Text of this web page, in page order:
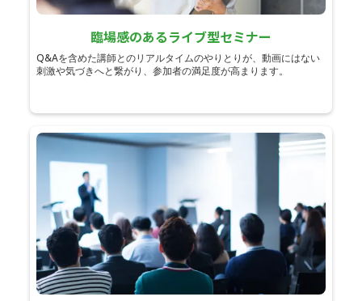
臨場感のあるライブ型セミナー
Q&Aを含めた講師とのリアルタイムのやりとりが、動画にはない
刺激や気づきへと繋がり、参加者の満足度が高まります。